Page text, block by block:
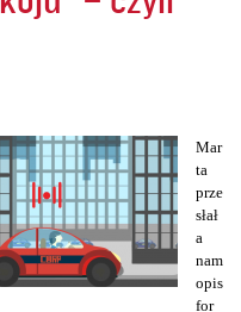
Mar
ta
prze
słał
a
nam
opis
for